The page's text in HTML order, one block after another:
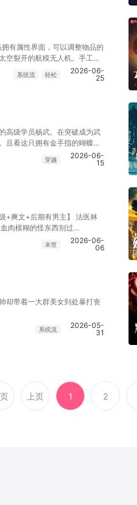
，为极！
有属性界面，可以调整物品的
空裂开的航模无人机。手工焊
的幽灵无人机。自主智慧，喜
不到1厘米的水滴。还有超光速
系统流 轻松
2026-06-
25
高级学员杨武。在突破成为武
且看这只拥有金手指的蝴蝶，
穿越
2026-06-
15
+爽文+后期有男主】 法医林
肉模糊的怪东西别过
积分，多多益善！ 靠着老本
别人绕道而行，林初两眼放
末世
2026-06-
06
却带着一大群美女到处暴打丧
系统流
2026-05-
31
上页 1 2